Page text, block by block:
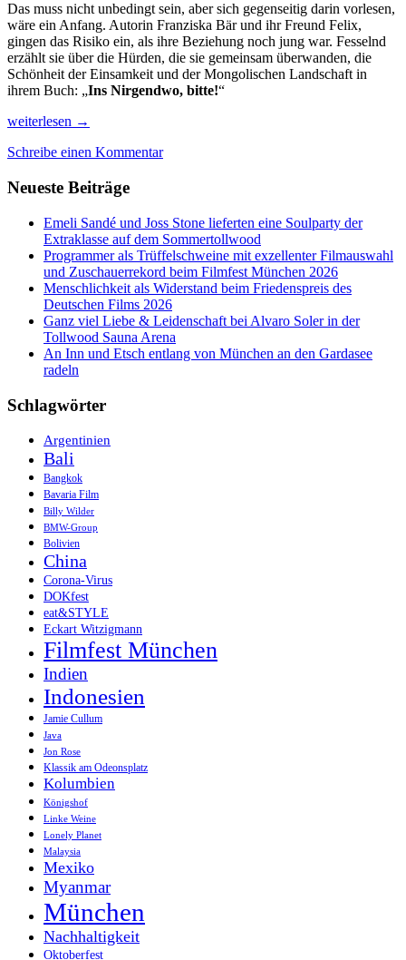
Das muss nicht unbedingt sein, aber sich gegenseitig darin vorlesen,
wäre ein Anfang. Autorin Franziska Bär und ihr Freund Felix,
gingen das Risiko ein, als ihre Beziehung noch jung war. Fesselnd
erzählt sie über die Hürden, die sie gemeinsam überwanden, die
Schönheit der Einsamkeit und der Mongolischen Landschaft in
ihrem Buch: „Ins Nirgendwo, bitte!“
Abenteuer
´s
Nirgendwo
Sofa
erleben
weiterlesen →
Schreibe einen Kommentar
Neueste Beiträge
Emeli Sandé und Joss Stone lieferten eine Soulparty der
Extraklasse auf dem Sommertollwood
Programmer als Trüffelschweine mit exzellenter Filmauswahl
und Zuschauerrekord beim Filmfest München 2026
Menschlichkeit als Widerstand beim Friedenspreis des
Deutschen Films 2026
Ganz viel Liebe & Leidenschaft bei Alvaro Soler in der
Tollwood Sauna Arena
An Inn und Etsch entlang von München an den Gardasee
radeln
Schlagwörter
Argentinien
Bali
Bangkok
Bavaria Film
Billy Wilder
BMW-Group
Bolivien
China
Corona-Virus
DOKfest
eat&STYLE
Eckart Witzigmann
Filmfest München
Indien
Indonesien
Jamie Cullum
Java
Jon Rose
Klassik am Odeonsplatz
Kolumbien
Königshof
Linke Weine
Lonely Planet
Malaysia
Mexiko
Myanmar
München
Nachhaltigkeit
Oktoberfest